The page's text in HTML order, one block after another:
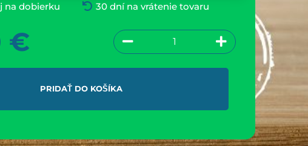
na dobierku 30 dní na vrátenie tovaru
€
PRIDAŤ DO KOŠÍKA